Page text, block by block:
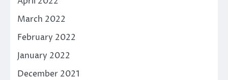
March 2022
February 2022
January 2022
December 2021